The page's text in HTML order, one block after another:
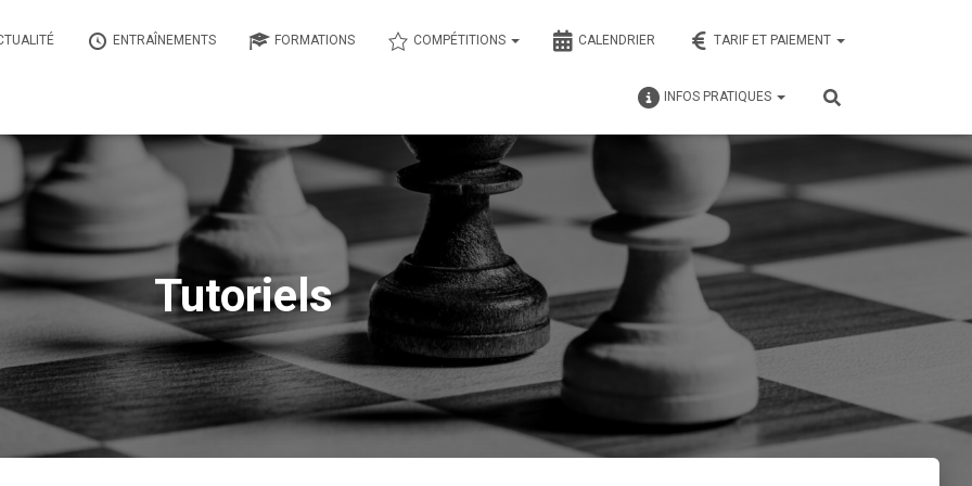
ENTRAÎNEMENTS FORMATIONS COMPÉTITIONS CALENDRIER TARIF ET PAIEMENT
INFOS PRATIQUES
Tutoriels